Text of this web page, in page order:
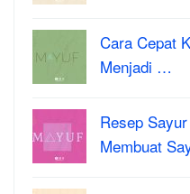
Cara Cepat
Menjadi …
Resep
Membuat